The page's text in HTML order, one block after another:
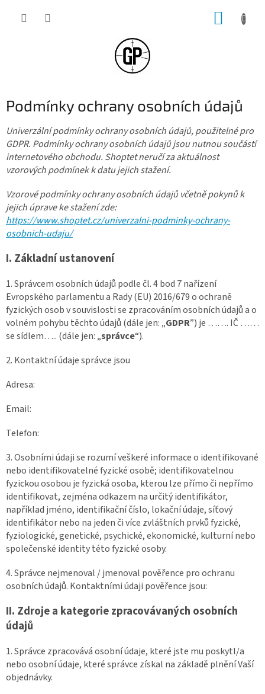
Podmínky ochrany osobních údajů
Univerzální podmínky ochrany osobních údajů, použitelné pro
GDPR. Podmínky ochrany osobních údajů jsou nutnou součástí
internetového obchodu. Shoptet neručí za aktuálnost
vzorových podmínek k datu jejich stažení.
Vzorové podmínky ochrany osobních údajů včetně pokynů k
jejich úprave ke stažení zde:
https://www.shoptet.cz/univerzalni-podminky-ochrany-
osobnich-udaju/
I. Základní ustanovení
1. Správcem osobních údajů podle čl. 4 bod 7 nařízení
Evropského parlamentu a Rady (EU) 2016/679 o ochraně
fyzických osob v souvislosti se zpracováním osobních údajů a o
volném pohybu těchto údajů (dále jen: „GDPR”) je ……. IČ ……
se sídlem….. (dále jen: „správce“).
2. Kontaktní údaje správce jsou
Adresa:
Email:
Telefon:
3. Osobními údaji se rozumí veškeré informace o identifikované
nebo identifikovatelné fyzické osobě; identifikovatelnou
fyzickou osobou je fyzická osoba, kterou lze přímo či nepřímo
identifikovat, zejména odkazem na určitý identifikátor,
například jméno, identifikační číslo, lokační údaje, síťový
identifikátor nebo na jeden či více zvláštních prvků fyzické,
fyziologické, genetické, psychické, ekonomické, kulturní nebo
společenské identity této fyzické osoby.
4. Správce nejmenoval / jmenoval pověřence pro ochranu
osobních údajů. Kontaktními údaji pověřence jsou:
II. Zdroje a kategorie zpracovávaných osobních
údajů
1. Správce zpracovává osobní údaje, které jste mu poskytl/a
nebo osobní údaje, které správce získal na základě plnění Vaší
objednávky.